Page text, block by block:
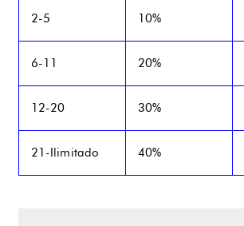
2-5 10%
6-11 20%
12-20 30%
21-Ilimitado 40%